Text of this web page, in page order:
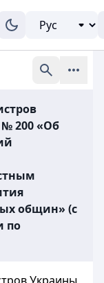
№ 200 «Об
общин» (с
по